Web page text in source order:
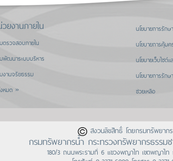
ยงานภายใน
ตรวจสอบภายใน
พัฒนาระบบบริหาร
งานจริยธรรม
หมด »
นโยบายการรัก
นโยบายการคุ้ม
นโยบายเว็บไซต์
นโยบายการรัก
ช่วยเหลือ
สงวนลิขสิทธิ์ โดยกรมทรัพยาก
กรมทรัพยากรน้ำ กระทรวงทรัพยากรธรรม
180/3 ถนนพระรามที่ 6 แขวงพญาไท เขตพญาไท